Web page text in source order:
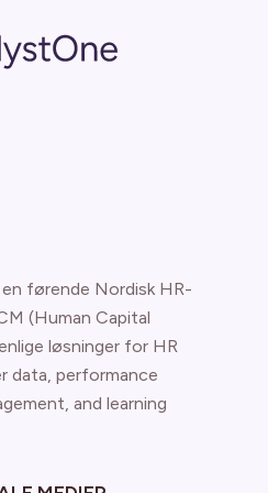
førende Nordisk HR-
(Human Capital
løsninger for HR
data, performance
and learning